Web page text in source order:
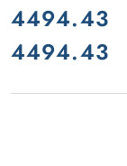
cena:
4494.43
Cena:
4494.43